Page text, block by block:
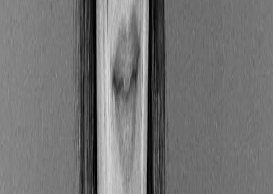
Ces informations doivent être transmises par les
intervenants financiers par le biais de leur site web,
de leurs brochures marketing, de leurs rapports
périodiques ou des informations précontractuelles,
selon le produit ou service offert.
Que signifient les articles 6, 8
et 9 de la réglementation SFDR